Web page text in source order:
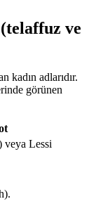
ve
kadın adlarıdır.
görünen
Lessi